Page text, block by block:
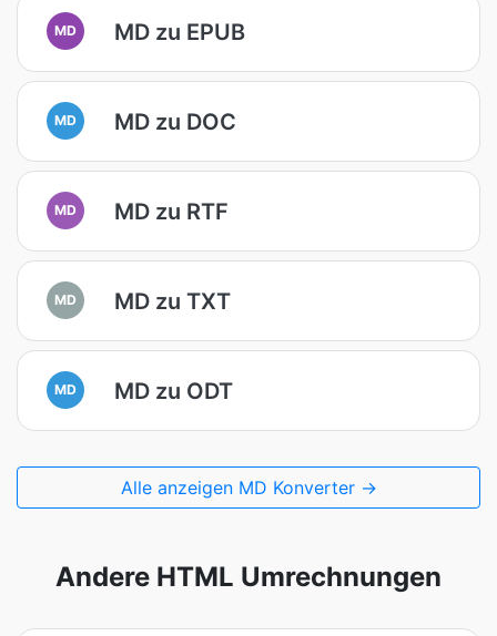
MD MD zu EPUB
MD MD zu DOC
MD MD zu RTF
MD MD zu TXT
MD MD zu ODT
Alle anzeigen MD Konverter →
Andere HTML Umrechnungen